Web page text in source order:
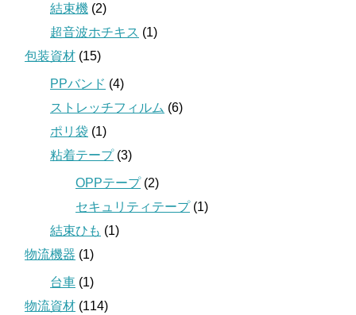
結束機 (2)
超音波ホチキス (1)
包装資材 (15)
PPバンド (4)
ストレッチフィルム (6)
ポリ袋 (1)
粘着テープ(3)
OPPテープ(2)
セキュリティテープ(1)
結束ひも (1)
物流機器 (1)
台車 (1)
物流資材 (114)